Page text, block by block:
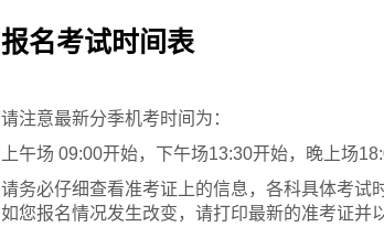
报名考试时间表
请注意最新分季机考时间为：
上午场 09:00开始，下午场13:30开始，晚上场
请务必仔细查看准考证上的信息，各科具体考试
如您报名情况发生改变，请打印最新的准考证并